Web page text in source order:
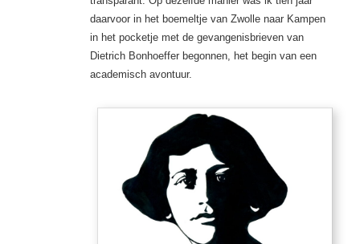
daarvoor in het boemeltje van Zwolle naar Kampen
in het pocketje met de gevangenisbrieven van
Dietrich Bonhoeffer begonnen, het begin van een
academisch avontuur.